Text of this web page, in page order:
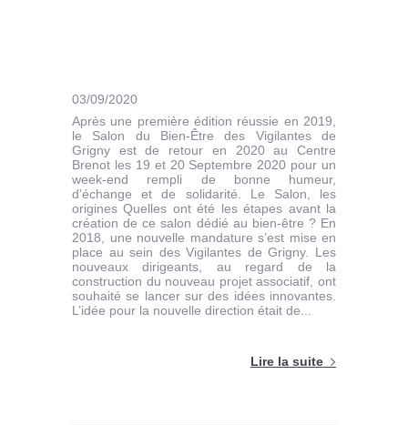
03/09/2020
Après une première édition réussie en 2019,
le Salon du Bien-Être des Vigilantes de
Grigny est de retour en 2020 au Centre
Brenot les 19 et 20 Septembre 2020 pour un
week-end rempli de bonne humeur,
d’échange et de solidarité. Le Salon, les
origines Quelles ont été les étapes avant la
création de ce salon dédié au bien-être ? En
2018, une nouvelle mandature s’est mise en
place au sein des Vigilantes de Grigny. Les
nouveaux dirigeants, au regard de la
construction du nouveau projet associatif, ont
souhaité se lancer sur des idées innovantes.
L’idée pour la nouvelle direction était de...
Lire la suite